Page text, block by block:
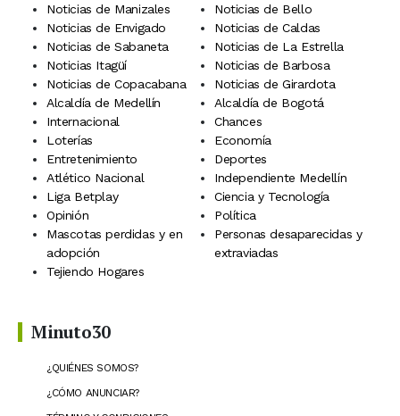
Noticias de Manizales
Noticias de Bello
Noticias de Envigado
Noticias de Caldas
Noticias de Sabaneta
Noticias de La Estrella
Noticias Itagüí
Noticias de Barbosa
Noticias de Copacabana
Noticias de Girardota
Alcaldía de Medellín
Alcaldía de Bogotá
Internacional
Chances
Loterías
Economía
Entretenimiento
Deportes
Atlético Nacional
Independiente Medellín
Liga Betplay
Ciencia y Tecnología
Opinión
Política
Mascotas perdidas y en
adopción
Personas desaparecidas y
extraviadas
Tejiendo Hogares
Minuto30
¿QUIÉNES SOMOS?
¿CÓMO ANUNCIAR?